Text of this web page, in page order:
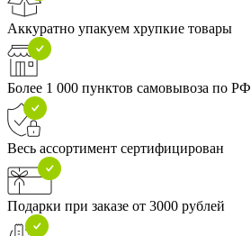
Аккуратно упакуем хрупкие товары
Более 1 000 пунктов самовывоза по РФ
Весь ассортимент сертифицирован
Подарки при заказе от 3000 рублей